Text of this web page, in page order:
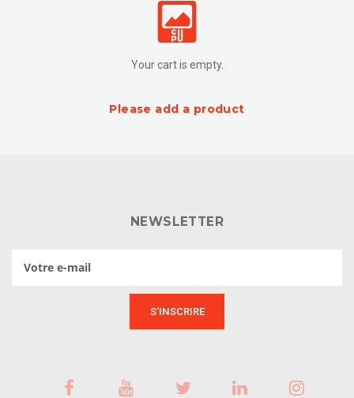
Your cart is empty.
Please add a product
NEWSLETTER